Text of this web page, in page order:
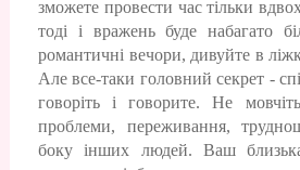
зможете провести час тільки
тоді і вражень буде набагато
романтичні вечори, дивуйте в
Але все-таки головний секрет -
говоріть і говорите. Не
проблеми, переживання,
боку інших людей. Ваш